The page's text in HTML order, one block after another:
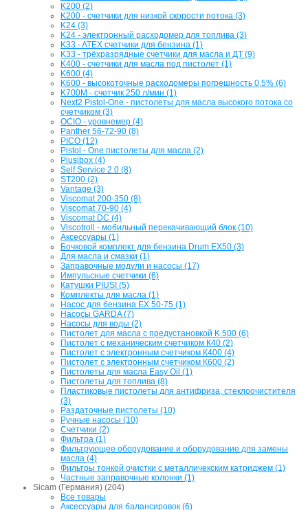
K200 (2)
K200 - счетчики для низкой скорости потока (3)
K24 (3)
K24 - электронный расходомер для топлива (3)
K33 - ATEX счетчики для бензина (1)
K33 - трёхразрядные счетчики для масла и ДТ (9)
K400 - счетчики для масла под пистолет (1)
K600 (4)
K600 - высокоточные расходомеры погрешность 0,5% (6)
K700M - счетчик 250 л/мин (1)
Next2 Pistol-One - пистолеты для масла высокого потока со
счетчиком (3)
OCIO - уровнемер (4)
Panther 56-72-90 (8)
PICO (12)
Pistol - One пистолеты для масла (2)
Piusibox (4)
Self Service 2.0 (8)
ST200 (2)
Vantage (3)
Viscomat 200-350 (8)
Viscomat 70-90 (4)
Viscomat DC (4)
Viscotroll - мобильный перекачивающий блок (10)
Аксессуары (1)
Бочковой комплект для бензина Drum EX50 (3)
Для масла и смазки (1)
Заправочные модули и насосы (17)
Импульсные счетчики (6)
Катушки PIUSI (5)
Комплекты для масла (1)
Насос для бензина EX 50-75 (1)
Насосы GARDA (7)
Насосы для воды (2)
Пистолет для масла с предустановкой K 500 (6)
Пистолет с механическим счетчиком К40 (2)
Пистолет с электронным счетчиком К400 (4)
Пистолет с электронным счетчиком К600 (2)
Пистолеты для масла Easy Oil (1)
Пистолеты для топлива (8)
Пластиковые пистолеты для антифриза, стеклоочистителя
(3)
Раздаточные пистолеты (10)
Ручные насосы (10)
Счетчики (2)
Фильтра (1)
Фильтрующее оборудование и оборудование для замены
масла (4)
Фильтры тонкой очистки с металличекским катриджем (1)
Частные заправочные колонки (1)
Sicam (Германия) (204)
Все товары
Аксессуары для балансировок (6)